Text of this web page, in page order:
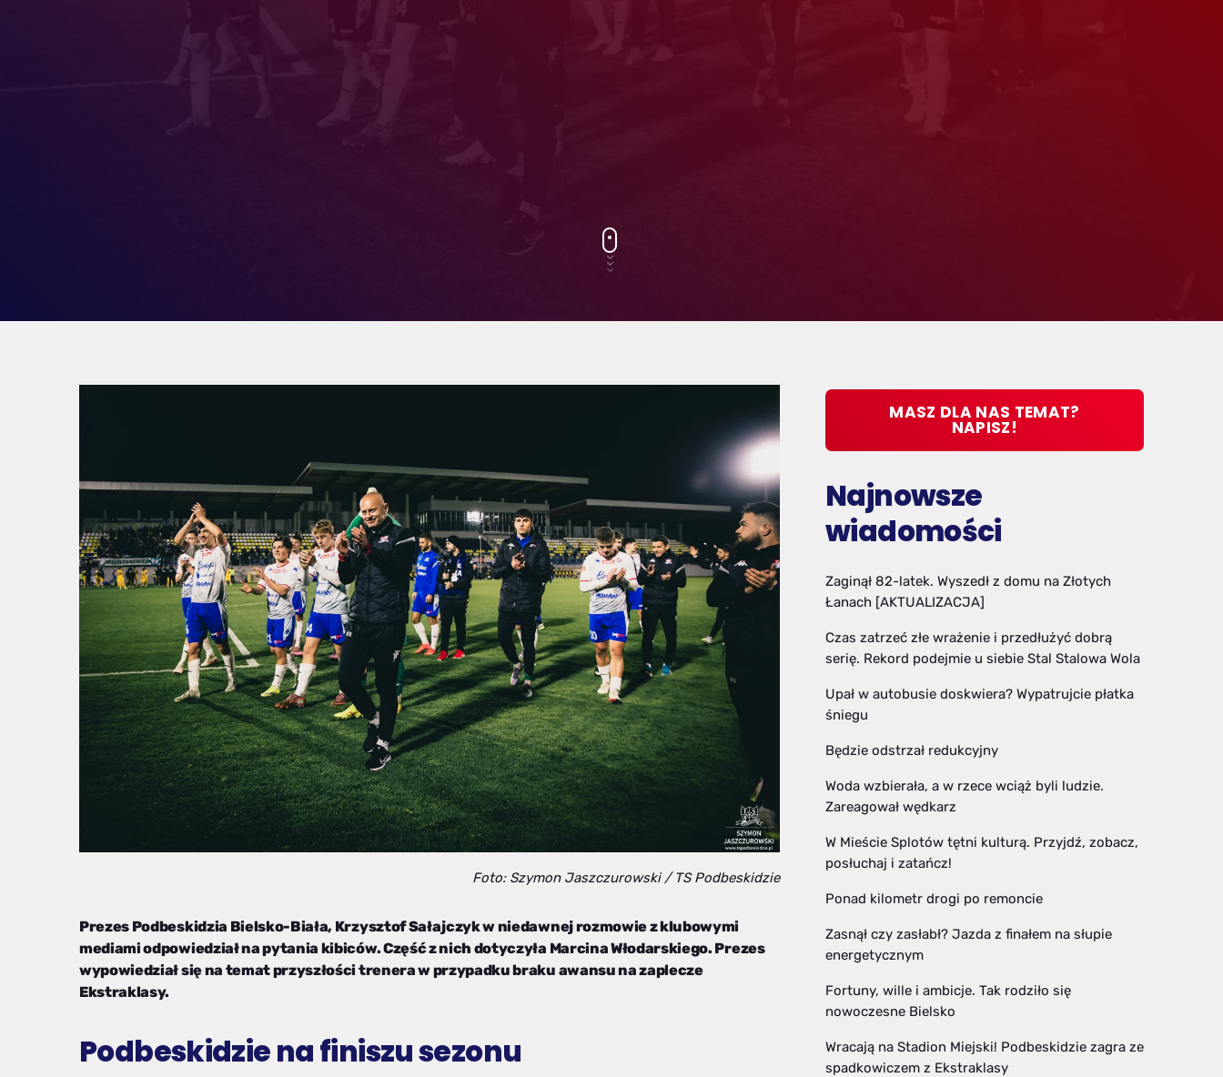
Foto: Szymon Jaszczurowski / TS Podbeskidzie
Prezes Podbeskidzia Bielsko-Biała, Krzysztof Sałajczyk w niedawnej rozmowie z klubowymi
mediami odpowiedział na pytania kibiców. Część z nich dotyczyła Marcina Włodarskiego. Prezes
wypowiedział się na temat przyszłości trenera w przypadku braku awansu na zaplecze
Ekstraklasy.
Podbeskidzie na finiszu sezonu
MASZ DLA NAS TEMAT?
NAPISZ!
Najnowsze
wiadomości
Zaginął 82-latek. Wyszedł z domu na Złotych
Łanach [AKTUALIZACJA]
Czas zatrzeć złe wrażenie i przedłużyć dobrą
serię. Rekord podejmie u siebie Stal Stalowa Wola
Upał w autobusie doskwiera? Wypatrujcie płatka
śniegu
Będzie odstrzał redukcyjny
Woda wzbierała, a w rzece wciąż byli ludzie.
Zareagował wędkarz
W Mieście Splotów tętni kulturą. Przyjdź, zobacz,
posłuchaj i zatańcz!
Ponad kilometr drogi po remoncie
Zasnął czy zasłabł? Jazda z finałem na słupie
energetycznym
Fortuny, wille i ambicje. Tak rodziło się
nowoczesne Bielsko
Wracają na Stadion Miejski! Podbeskidzie zagra ze
spadkowiczem z Ekstraklasy